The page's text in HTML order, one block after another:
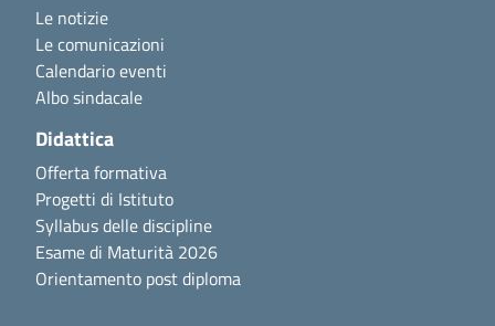
Le notizie
Le comunicazioni
Calendario eventi
Albo sindacale
Didattica
Offerta formativa
Progetti di Istituto
Syllabus delle discipline
Esame di Maturità 2026
Orientamento post diploma